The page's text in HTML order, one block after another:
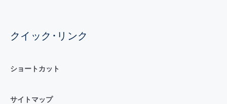
クイック･リンク
ショートカット
サイトマップ